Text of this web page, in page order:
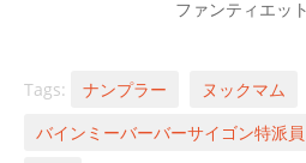
ファンティエッ
Tags: ナンプラー ヌックマム
バインミーバーバーサイゴン特派員